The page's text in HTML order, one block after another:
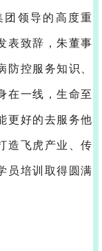
领导的高度重
表致辞，朱董事
控服务知识、
在一线，生命至
更好的去服务他
造飞虎产业、传
员培训取得圆满